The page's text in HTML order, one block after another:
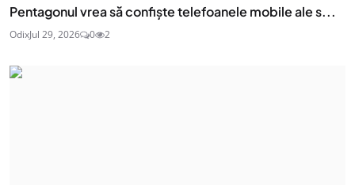
Pentagonul vrea să confiște telefoanele mobile ale s...
OdixJul 29, 2026 0 2